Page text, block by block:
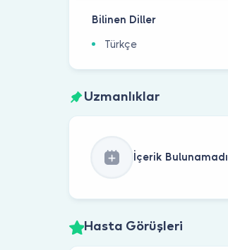
Bilinen Diller
Türkçe
Uzmanlıklar
İçerik Bulunamadı
Hasta Görüşleri